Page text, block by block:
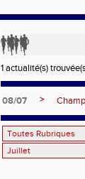
1 actualité(s)
08/07 >